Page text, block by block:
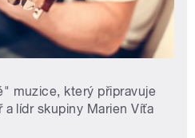
muzice, který připravuje
lídr skupiny Marien Víťa